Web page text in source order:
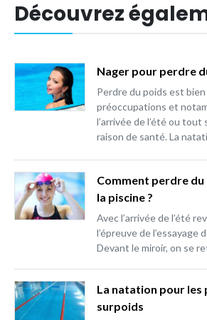
Découvrez
Nager pour perdre
Perdre du poids est
préoccupations et
l’arrivée de l’été ou
raison de santé. La
Comment perdre du
la piscine ?
Avec l’arrivée de l’été
l’épreuve de l’essayage
Devant le miroir, on se
La natation pour les
surpoids